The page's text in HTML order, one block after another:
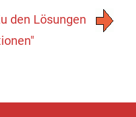
den Lösungen